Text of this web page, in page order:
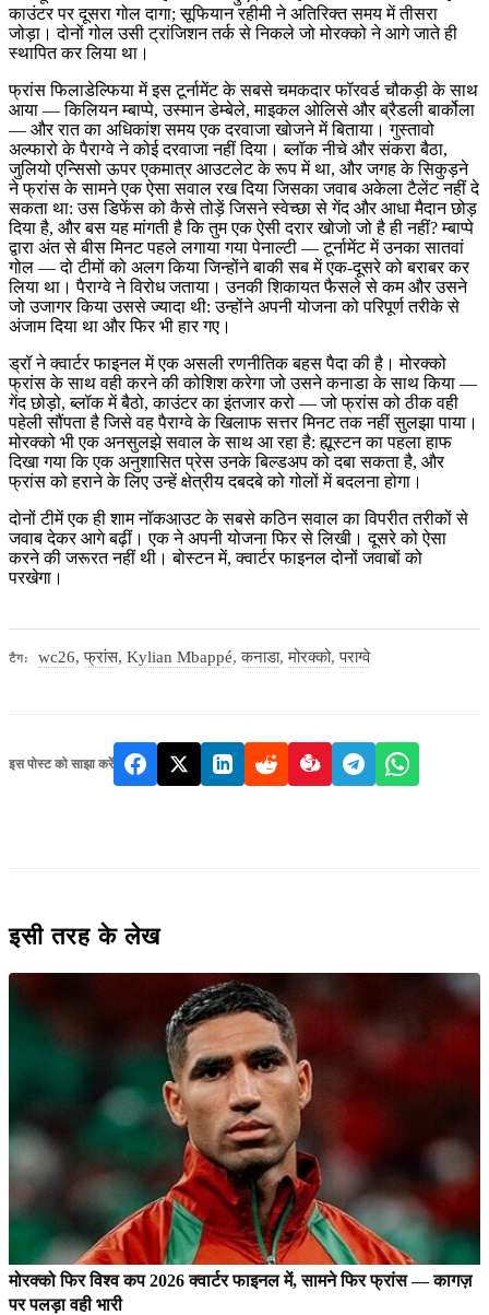
काउंटर पर दूसरा गोल दागा; सूफियान रहीमी ने अतिरिक्त समय में तीसरा
जोड़ा। दोनों गोल उसी ट्रांजिशन तर्क से निकले जो मोरक्को ने आगे जाते ही
स्थापित कर लिया था।
फ्रांस फिलाडेल्फिया में इस टूर्नामेंट के सबसे चमकदार फॉरवर्ड चौकड़ी के साथ
आया — किलियन म्बाप्पे, उस्मान डेम्बेले, माइकल ओलिसे और ब्रैडली बार्कोला
— और रात का अधिकांश समय एक दरवाजा खोजने में बिताया। गुस्तावो
अल्फारो के पैराग्वे ने कोई दरवाजा नहीं दिया। ब्लॉक नीचे और संकरा बैठा,
जुलियो एन्सिसो ऊपर एकमात्र आउटलेट के रूप में था, और जगह के सिकुड़ने
ने फ्रांस के सामने एक ऐसा सवाल रख दिया जिसका जवाब अकेला टैलेंट नहीं दे
सकता था: उस डिफेंस को कैसे तोड़ें जिसने स्वेच्छा से गेंद और आधा मैदान छोड़
दिया है, और बस यह मांगती है कि तुम एक ऐसी दरार खोजो जो है ही नहीं? म्बाप्पे
द्वारा अंत से बीस मिनट पहले लगाया गया पेनाल्टी — टूर्नामेंट में उनका सातवां
गोल — दो टीमों को अलग किया जिन्होंने बाकी सब में एक-दूसरे को बराबर कर
लिया था। पैराग्वे ने विरोध जताया। उनकी शिकायत फैसले से कम और उसने
जो उजागर किया उससे ज्यादा थी: उन्होंने अपनी योजना को परिपूर्ण तरीके से
अंजाम दिया था और फिर भी हार गए।
ड्रॉ ने क्वार्टर फाइनल में एक असली रणनीतिक बहस पैदा की है। मोरक्को
फ्रांस के साथ वही करने की कोशिश करेगा जो उसने कनाडा के साथ किया —
गेंद छोड़ो, ब्लॉक में बैठो, काउंटर का इंतजार करो — जो फ्रांस को ठीक वही
पहेली सौंपता है जिसे वह पैराग्वे के खिलाफ सत्तर मिनट तक नहीं सुलझा पाया।
मोरक्को भी एक अनसुलझे सवाल के साथ आ रहा है: ह्यूस्टन का पहला हाफ
दिखा गया कि एक अनुशासित प्रेस उनके बिल्डअप को दबा सकता है, और
फ्रांस को हराने के लिए उन्हें क्षेत्रीय दबदबे को गोलों में बदलना होगा।
दोनों टीमें एक ही शाम नॉकआउट के सबसे कठिन सवाल का विपरीत तरीकों से
जवाब देकर आगे बढ़ीं। एक ने अपनी योजना फिर से लिखी। दूसरे को ऐसा
करने की जरूरत नहीं थी। बोस्टन में, क्वार्टर फाइनल दोनों जवाबों को
परखेगा।
टैग: wc26,फ्रांस,Kylian Mbappé,कनाडा,मोरक्को,पराग्वे
इस पोस्ट को साझा करें
इसी तरह के लेख
मोरक्को फिर विश्व कप 2026 क्वार्टर फाइनल में, सामने फिर फ्रांस — कागज़
पर पलड़ा वही भारी